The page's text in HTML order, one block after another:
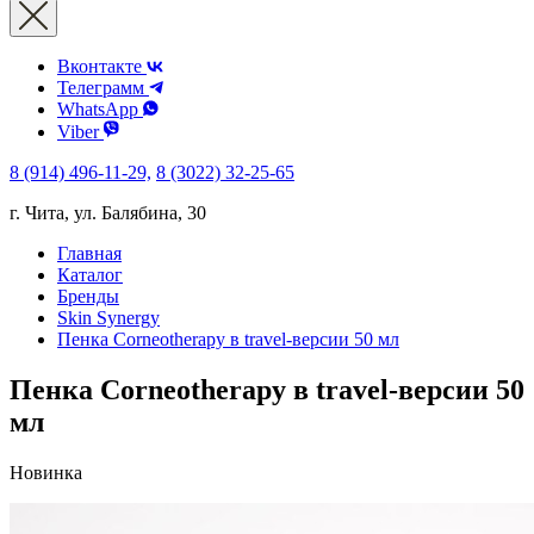
Вконтакте
Телеграмм
WhatsApp
Viber
8 (914) 496-11-29, 8 (3022) 32-25-65
г. Чита, ул. Балябина, 30
Главная
Каталог
Бренды
Skin Synergy
Пенка Corneotherapy в travel-версии 50 мл
Пенка Corneotherapy в travel-версии 50
мл
Новинка